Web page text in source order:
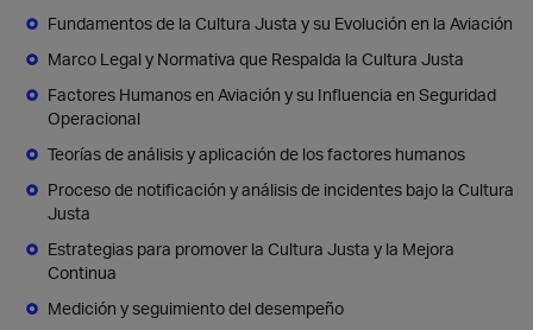
Fundamentos de la Cultura Justa y su Evolución en la Aviación
Marco Legal y Normativa que Respalda la Cultura Justa
Factores Humanos en Aviación y su Influencia en Seguridad
Operacional
Teorías de análisis y aplicación de los factores humanos
Proceso de notificación y análisis de incidentes bajo la Cultura
Justa
Estrategias para promover la Cultura Justa y la Mejora
Continua
Medición y seguimiento del desempeño